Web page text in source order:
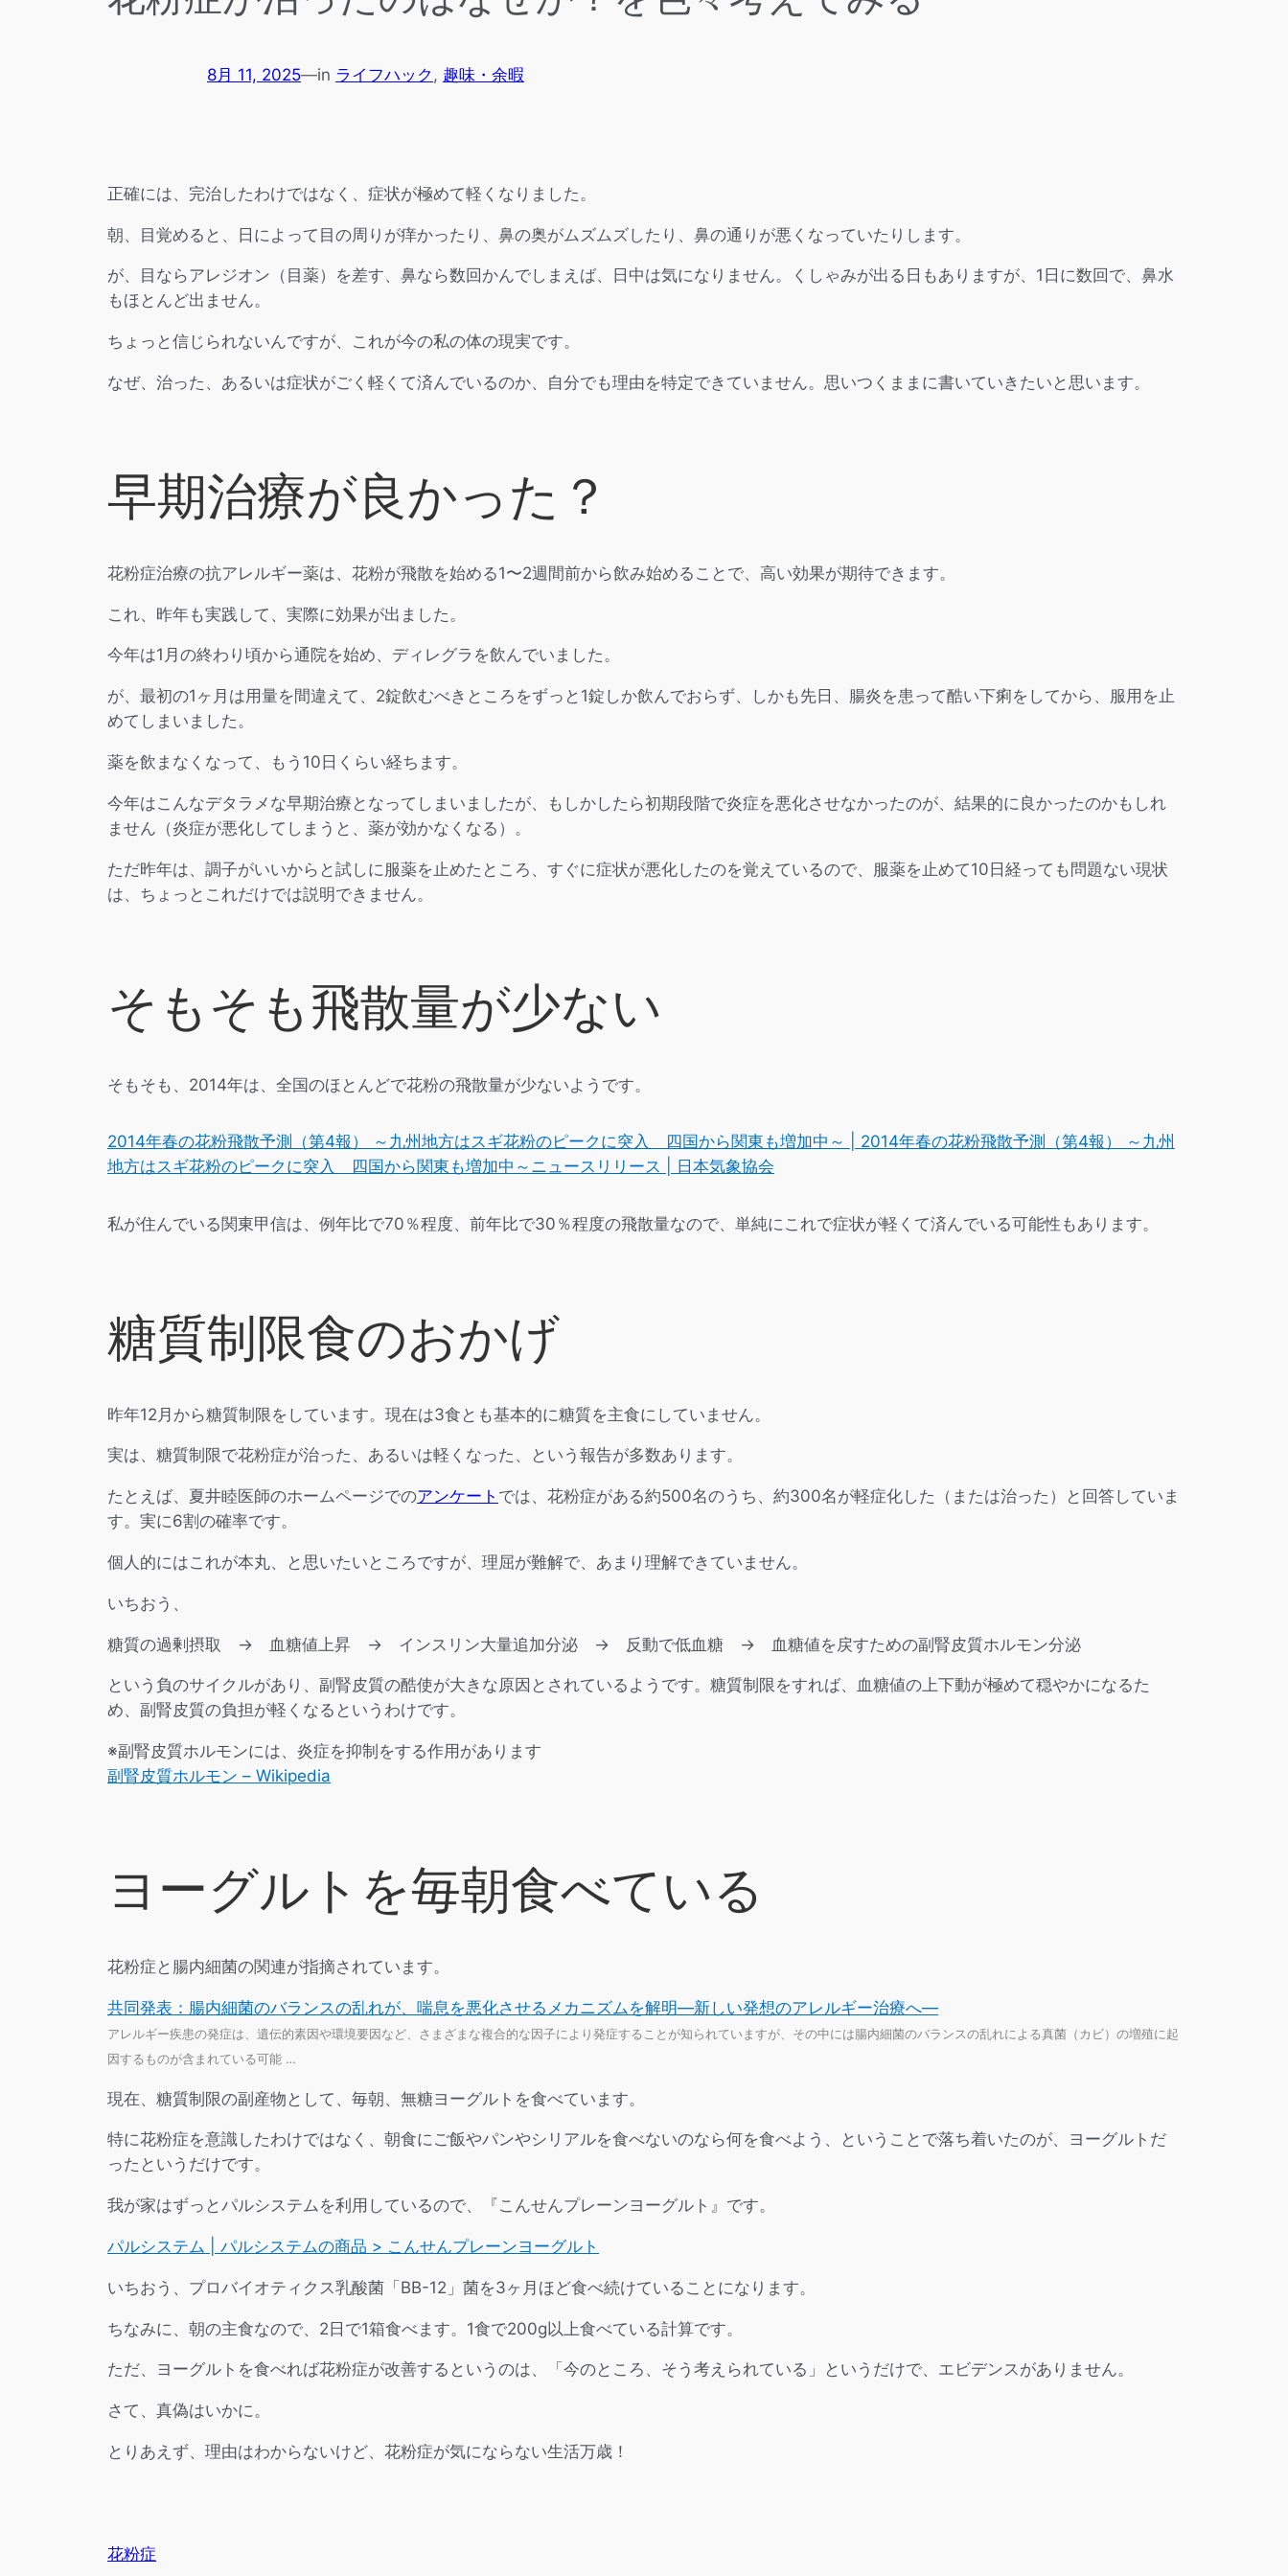
8月 11, 2025—in ライフハック , 趣味・余暇
正確には、完治したわけではなく、症状が極めて軽くなりました。
朝、目覚めると、日によって目の周りが痒かったり、鼻の奥がムズムズしたり、鼻の通りが悪くなっていたりします。
が、目ならアレジオン（目薬）を差す、鼻なら数回かんでしまえば、日中は気になりません。くしゃみが出る日もありますが、1日に数回で、鼻水
もほとんど出ません。
ちょっと信じられないんですが、これが今の私の体の現実です。
なぜ、治った、あるいは症状がごく軽くて済んでいるのか、自分でも理由を特定できていません。思いつくままに書いていきたいと思います。
早期治療が良かった？
花粉症治療の抗アレルギー薬は、花粉が飛散を始める1〜2週間前から飲み始めることで、高い効果が期待できます。
これ、昨年も実践して、実際に効果が出ました。
今年は1月の終わり頃から通院を始め、ディレグラを飲んでいました。
が、最初の1ヶ月は用量を間違えて、2錠飲むべきところをずっと1錠しか飲んでおらず、しかも先日、腸炎を患って酷い下痢をしてから、服用を止
めてしまいました。
薬を飲まなくなって、もう10日くらい経ちます。
今年はこんなデタラメな早期治療となってしまいましたが、もしかしたら初期段階で炎症を悪化させなかったのが、結果的に良かったのかもしれ
ません（炎症が悪化してしまうと、薬が効かなくなる）。
ただ昨年は、調子がいいからと試しに服薬を止めたところ、すぐに症状が悪化したのを覚えているので、服薬を止めて10日経っても問題ない現状
は、ちょっとこれだけでは説明できません。
そもそも飛散量が少ない
そもそも、2014年は、全国のほとんどで花粉の飛散量が少ないようです。
2014年春の花粉飛散予測（第4報） ～九州地方はスギ花粉のピークに突入 四国から関東も増加中～ | 2014年春の花粉飛散予測（第4報） ～九州
地方はスギ花粉のピークに突入 四国から関東も増加中～ニュースリリース | 日本気象協会
私が住んでいる関東甲信は、例年比で70％程度、前年比で30％程度の飛散量なので、単純にこれで症状が軽くて済んでいる可能性もあります。
糖質制限食のおかげ
昨年12月から糖質制限をしています。現在は3食とも基本的に糖質を主食にしていません。
実は、糖質制限で花粉症が治った、あるいは軽くなった、という報告が多数あります。
たとえば、夏井睦医師のホームページでのアンケート では、花粉症がある約500名のうち、約300名が軽症化した（または治った）と回答していま
す。実に6割の確率です。
個人的にはこれが本丸、と思いたいところですが、理屈が難解で、あまり理解できていません。
いちおう、
糖質の過剰摂取 → 血糖値上昇 → インスリン大量追加分泌 → 反動で低血糖 → 血糖値を戻すための副腎皮質ホルモン分泌
という負のサイクルがあり、副腎皮質の酷使が大きな原因とされているようです。糖質制限をすれば、血糖値の上下動が極めて穏やかになるた
め、副腎皮質の負担が軽くなるというわけです。
※副腎皮質ホルモンには、炎症を抑制をする作用があります
副腎皮質ホルモン – Wikipedia
ヨーグルトを毎朝食べている
花粉症と腸内細菌の関連が指摘されています。
共同発表：腸内細菌のバランスの乱れが、喘息を悪化させるメカニズムを解明—新しい発想のアレルギー治療へ—
アレルギー疾患の発症は、遺伝的素因や環境要因など、さまざまな複合的な因子により発症することが知られていますが、その中には腸内細菌のバランスの乱れによる真菌（カビ）の増殖に起
因するものが含まれている可能 …
現在、糖質制限の副産物として、毎朝、無糖ヨーグルトを食べています。
特に花粉症を意識したわけではなく、朝食にご飯やパンやシリアルを食べないのなら何を食べよう、ということで落ち着いたのが、ヨーグルトだ
ったというだけです。
我が家はずっとパルシステムを利用しているので、『こんせんプレーンヨーグルト』です。
パルシステム | パルシステムの商品 > こんせんプレーンヨーグルト
いちおう、プロバイオティクス乳酸菌「BB-12」菌を3ヶ月ほど食べ続けていることになります。
ちなみに、朝の主食なので、2日で1箱食べます。1食で200g以上食べている計算です。
ただ、ヨーグルトを食べれば花粉症が改善するというのは、「今のところ、そう考えられている」というだけで、エビデンスがありません。
さて、真偽はいかに。
とりあえず、理由はわからないけど、花粉症が気にならない生活万歳！
花粉症